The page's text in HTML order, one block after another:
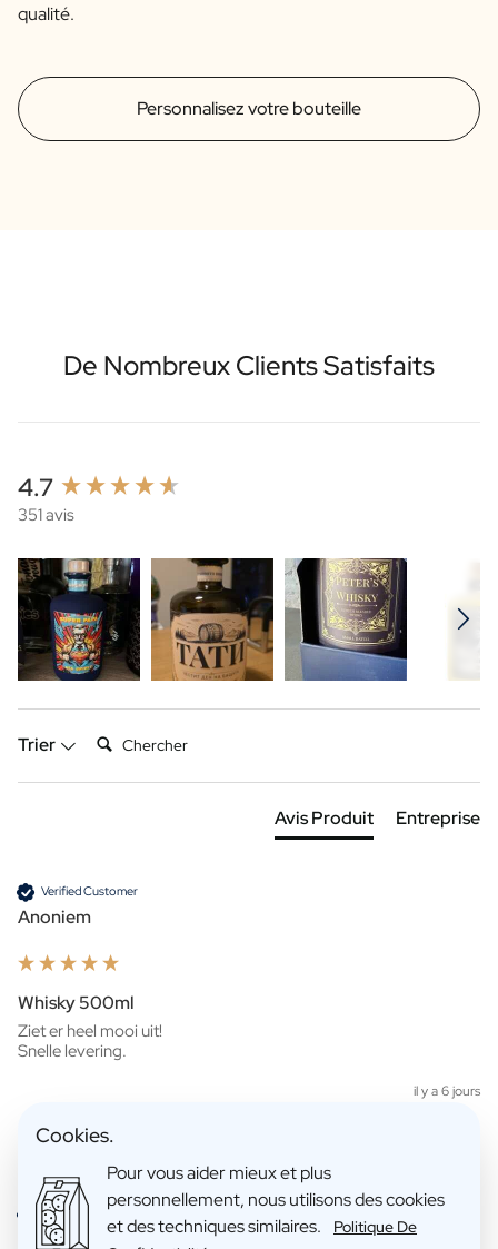
Personnalisez votre bouteille
qualité.
De Nombreux Clients Satisfaits
4.7
351 avis
Trier Chercher:
Avis Produit Entreprise
Verified Customer
Anoniem
Whisky 500ml
Ziet er heel mooi uit!
Snelle levering.
il y a 6 jours
Verified Customer
Anoniem
New content loaded
Cookies.
Pour vous aider mieux et plus
personnellement, nous utilisons des cookies
et des techniques similaires.
Politique De